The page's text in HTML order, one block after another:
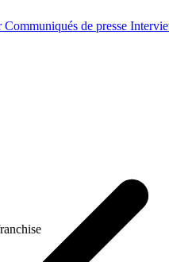
Communiqués de presse